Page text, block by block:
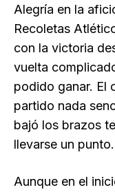
Alegría en la
Recoletas
con la victoria
vuelta
podido ganar. El
partido nada
bajó los brazos
llevarse un punto.
Aunque en el